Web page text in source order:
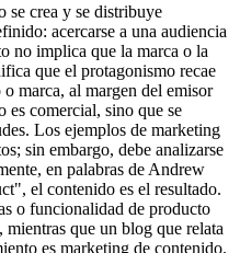
se crea y se distribuye
acercarse a una audiencia
no implica que la marca o la
que el protagonismo recae
marca, al margen del emisor
es comercial, sino que se
Los ejemplos de marketing
sin embargo, debe analizarse
en palabras de Andrew
el contenido es el resultado.
o funcionalidad de producto
, mientras que un blog que relata
es marketing de contenido.